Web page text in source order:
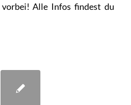
vorbei!Alle Infos findest du